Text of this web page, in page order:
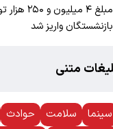
مبلغ ۴
بازنشستگان واریز شد
متنی
سینما سلامت حوادث